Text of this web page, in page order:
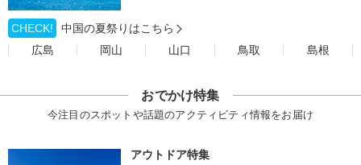
CHECK!
中国の夏祭りはこちら
広島
岡山 山口 鳥取 島根
おでかけ特集
今注目のスポットや話題のアクティビティ情報をお届け
アウトドア特集